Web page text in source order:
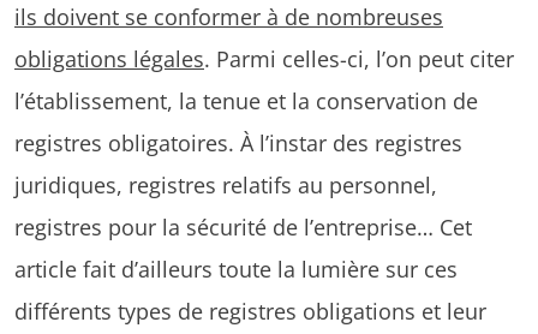
ils doivent se conformer à de nombreuses
obligations légales. Parmi celles-ci, l’on peut citer
l’établissement, la tenue et la conservation de
registres obligatoires. À l’instar des registres
juridiques, registres relatifs au personnel,
registres pour la sécurité de l’entreprise… Cet
article fait d’ailleurs toute la lumière sur ces
différents types de registres obligations et leur